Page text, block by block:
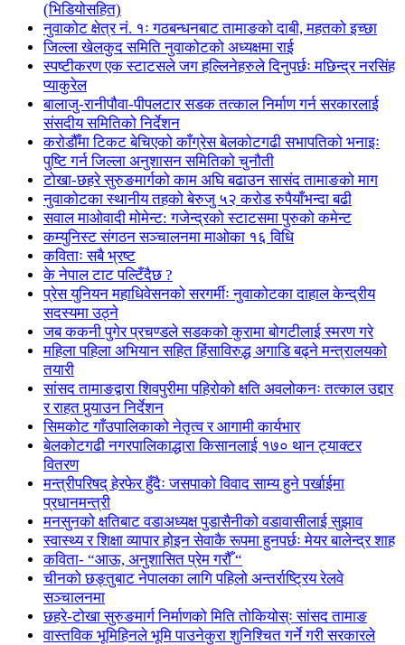
(भिडियोसहित)
नुवाकोट क्षेत्र नं. १ः गठबन्धनबाट तामाङको दाबी, महतको इच्छा
जिल्ला खेलकुद समिति नुवाकोटको अध्यक्षमा राई
स्पष्टीकरण एक स्टाटसले जग हल्लिनेहरुले दिनुपर्छः मछिन्द्र नरसिंह
प्याकुरेल
बालाजु-रानीपौवा-पीपलटार सडक तत्काल निर्माण गर्न सरकारलाई
संसदीय समितिको निर्देशन
करोडौँमा टिकट बेचिएको काँग्रेस बेलकोटगढी सभापतिको भनाइः
पुष्टि गर्न जिल्ला अनुशासन समितिको चुनौती
टोखा-छहरे सुरुङमार्गको काम अघि बढाउन सासंद तामाङको माग
नुवाकोटका स्थानीय तहको बेरुजु ५२ करोड रुपैयाँभन्दा बढी
सवाल माओवादी मोमेन्ट: गजेन्द्रको स्टाटसमा पुरुको कमेन्ट
कम्युनिस्ट संगठन सञ्चालनमा माओका १६ विधि
कविताः सबै भ्रष्ट
के नेपाल टाट पल्टिँदैछ ?
प्रेस युनियन महाधिवेसनको सरगर्मीः नुवाकोटका दाहाल केन्द्रीय
सदस्यमा उठ्ने
जब ककनी पुगेर प्रचण्डले सडकको कुरामा बोगटीलाई स्मरण गरे
महिला पहिला अभियान सहित हिंसाविरुद्ध अगाडि बढ्ने मन्त्रालयको
तयारी
सांसद तामाङद्वारा शिवपुरीमा पहिरोको क्षति अवलोकनः तत्काल उद्दार
र राहत पुर्‍याउन निर्देशन
सिमकोट गाँउपालिकाको नेतृत्व र आगामी कार्यभार
बेलकोटगढी नगरपालिकाद्धारा किसानलाई १७० थान ट्याक्टर
वितरण
मन्त्रीपरिषद् हेरफेर हुँदैः जसपाको विवाद साम्य हुने पर्खाईमा
प्रधानमन्त्री
मनसुनको क्षतिबाट वडाअध्यक्ष पुडासैनीको वडावासीलाई सुझाव
स्वास्थ्य र शिक्षा व्यापार होइन सेवाकै रूपमा हुनपर्छः मेयर बालेन्द्र शाह
कविता- “आऊ, अनुशासित प्रेम गरौँ “
चीनको छङ्तुबाट नेपालका लागि पहिलो अन्तर्राष्ट्रिय रेलवे
सञ्चालनमा
छहरे-टोखा सुरुङमार्ग निर्माणको मिति तोकियोस्ः सांसद तामाङ
वास्तविक भूमिहिनले भूमि पाउनेकुरा शुनिश्चित गर्ने गरी सरकारले